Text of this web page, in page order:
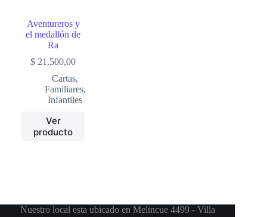
Aventureros y
el medallón de
Ra
$ 21.500,00
Cartas,
Familiares,
Infantiles
Ver
producto
Nuestro local esta ubicado en Melincue 4499 - Villa